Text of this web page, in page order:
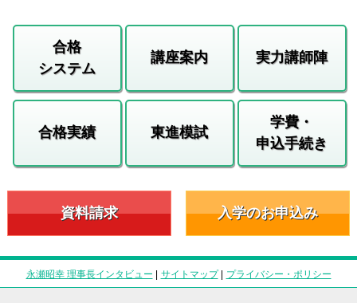
合格
システム
講座案内 実力講師陣
合格実績 東進模試
学費・
申込手続き
資料請求 入学のお申込み
永瀬昭幸 理事長インタビュー | サイトマップ| プライバシー・ポリシー